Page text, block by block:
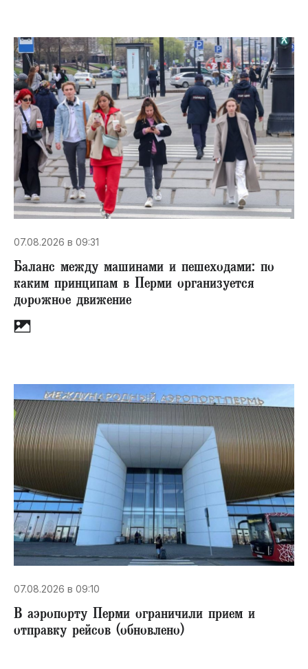
07.08.2026 в 09:31
Баланс между машинами и пешеходами: по
каким принципам в Перми организуется
дорожное движение
07.08.2026 в 09:10
В аэропорту Перми ограничили прием и
отправку рейсов (обновлено)